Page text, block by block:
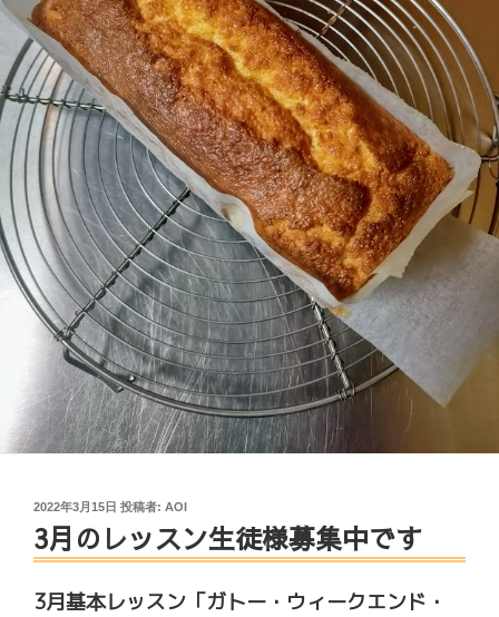
投
稿
日:
2022年3月15日 投稿者: AOI
3月のレッスン生徒様募集中です
3月基本レッスン「ガトー・ウィークエンド・